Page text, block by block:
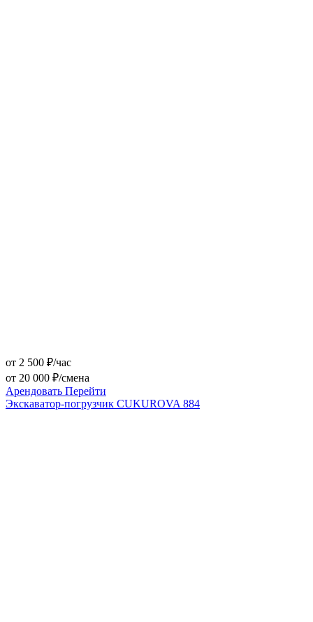
от 2 500 ₽/час
от 20 000 ₽/смена
Арендовать Перейти
Экскаватор-погрузчик CUKUROVA 884